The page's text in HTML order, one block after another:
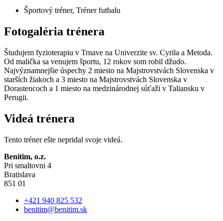
Športový tréner, Tréner futbalu
Fotogaléria trénera
Študujem fyzioterapiu v Trnave na Univerzite sv. Cyrila a Metoda.
Od malička sa venujem športu, 12 rokov som robil džudo.
Najvýznamnejšie úspechy 2 miesto na Majstrovstvách Slovenska v
starších žiakoch a 3 miesto na Majstrovstvách Slovenska v
Dorastencoch a 1 miesto na medzinárodnej súťaži v Taliansku v
Perugii.
Videá trénera
Tento tréner ešte nepridal svoje videá.
Benitim, o.z.
Pri smaltovni 4
Bratislava
851 01
+421 940 825 532
benitim@benitim.sk